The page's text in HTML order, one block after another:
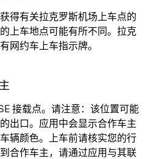
得有关拉克罗斯机场上车点的
上车地点可能有所不同。拉克
网约车上车指示牌。
接载点。请注意：该位置可能
出口。应用中会显示合作车主
辆颜色。上车前请核实您的行
合作车主，请通过应用与其联